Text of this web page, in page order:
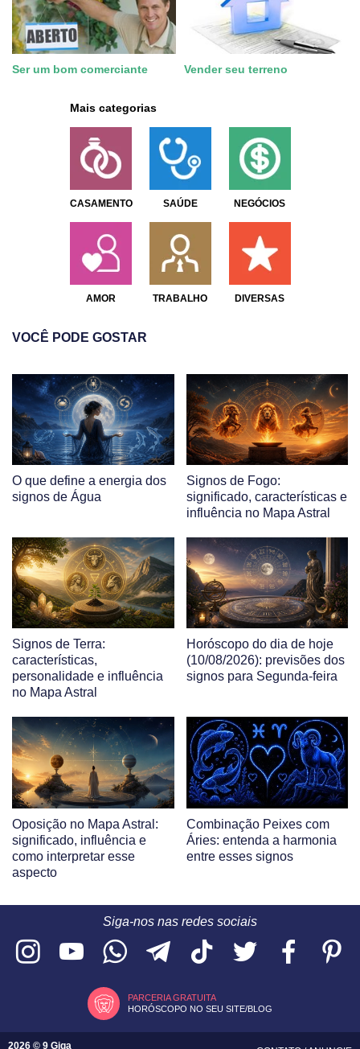
Ser um bom comerciante Vender seu terreno
Mais categorias
CASAMENTO SAÚDE NEGÓCIOS
AMOR TRABALHO DIVERSAS
VOCÊ PODE GOSTAR
O que define a energia dos
signos de Água
Signos de Fogo:
significado, características e
influência no Mapa Astral
Signos de Terra:
características,
personalidade e influência
no Mapa Astral
Horóscopo do dia de hoje
(10/08/2026): previsões dos
signos para Segunda-feira
Oposição no Mapa Astral:
significado, influência e
como interpretar esse
aspecto
Combinação Peixes com
Áries: entenda a harmonia
entre esses signos
Siga-nos nas redes sociais
PARCERIA GRATUITA
HORÓSCOPO NO SEU SITE/BLOG
2026 © 9 Giga